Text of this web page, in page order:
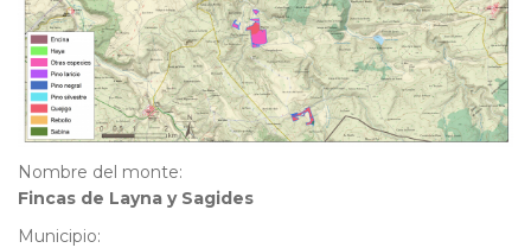
Nombre del monte:
Fincas de Layna y Sagides
Municipio: